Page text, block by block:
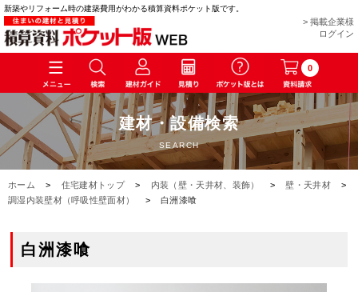
新築やリフォーム時の建築費用がわかる積算資料ポケット版です。
> 掲載企業様
ログイン
0
建材・設備検索
SEARCH
ホーム > 住宅建材トップ > 内装（壁・天井材、装飾） > 壁・天井材
>
調湿内装壁材（呼吸性壁面材）
> 白洲漆喰
白洲漆喰